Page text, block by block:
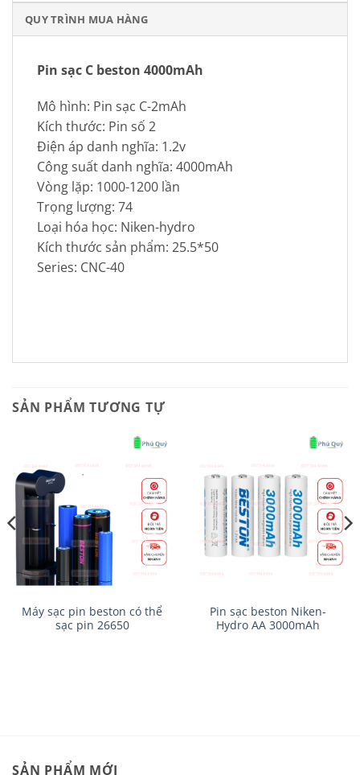
QUY TRÌNH MUA HÀNG
Pin sạc C beston 4000mAh
Mô hình: Pin sạc C-2mAh
Kích thước: Pin số 2
Điện áp danh nghĩa: 1.2v
Công suất danh nghĩa: 4000mAh
Vòng lặp: 1000-1200 lần
Trọng lượng: 74
Loại hóa học: Niken-hydro
Kích thước sản phẩm: 25.5*50
Series: CNC-40
SẢN PHẨM TƯƠNG TỰ
Máy sạc pin beston có thể
sạc pin 26650
Pin sạc beston Niken-
Hydro AA 3000mAh
SẢN PHẨM MỚI